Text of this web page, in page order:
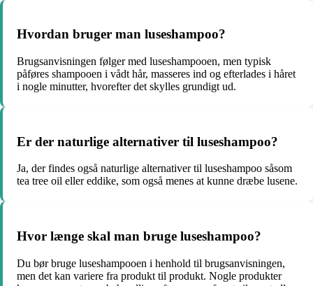
Hvordan bruger man luseshampoo?
Brugsanvisningen følger med luseshampooen, men typisk
påføres shampooen i vådt hår, masseres ind og efterlades i håret
i nogle minutter, hvorefter det skylles grundigt ud.
Er der naturlige alternativer til luseshampoo?
Ja, der findes også naturlige alternativer til luseshampoo såsom
tea tree oil eller eddike, som også menes at kunne dræbe lusene.
Hvor længe skal man bruge luseshampoo?
Du bør bruge luseshampooen i henhold til brugsanvisningen,
men det kan variere fra produkt til produkt. Nogle produkter